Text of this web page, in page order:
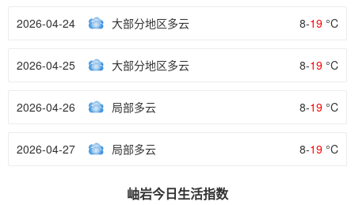
2026-04-24 大部分地区多云 8-19 °C
2026-04-25 大部分地区多云 8-19 °C
2026-04-26 局部多云 8-19 °C
2026-04-27 局部多云 8-19 °C
岫岩今日生活指数